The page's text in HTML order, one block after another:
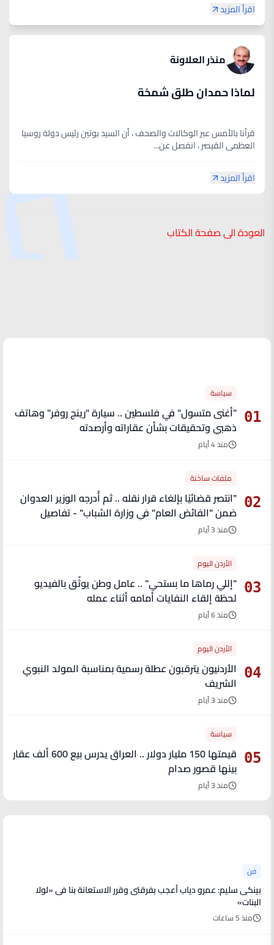
اقرأ المزيد
منذر العلاونة
لماذا حمدان طلق شمخة
قرأنا بالأمس عبر الوكالات والصحف ، أن السيد بوتين رئيس دولة روسيا
العظمى القيصر ، انفصل عن...
اقرأ المزيد
العودة الى صفحة الكتاب
01
سياسة
"أغنى متسول" في فلسطين .. سيارة "رينج روفر" وهاتف
ذهبي وتحقيقات بشأن عقاراته وأرصدته
منذ 4 أيام
02
ملفات ساخنة
"انتصر قضائيًا بإلغاء قرار نقله .. ثم أُدرجه الوزير العدوان
ضمن "الفائض العام" في وزارة الشباب" - تفاصيل
منذ 3 أيام
03
الأردن اليوم
"إللي رماها ما بستحي" .. عامل وطن يوثّق بالفيديو
لحظة إلقاء النفايات أمامه أثناء عمله
منذ 6 أيام
04
الأردن اليوم
الأردنيون يترقبون عطلة رسمية بمناسبة المولد النبوي
الشريف
منذ 3 أيام
05
سياسة
قيمتها 150 مليار دولار .. العراق يدرس بيع 600 ألف عقار
بينها قصور صدام
منذ 3 أيام
فن
بينكى سليم: عمرو دياب أعجب بفرقتى وقرر الاستعانة بنا فى «لولا
البنات»
منذ 5 ساعات